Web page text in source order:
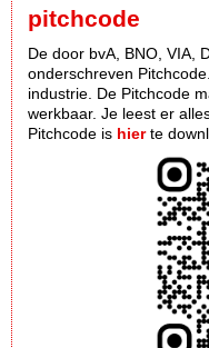
pitchcode
De door bvA, BNO, VIA,
onderschreven
industrie. De Pitchcode
werkbaar. Je leest er
Pitchcode is hierte